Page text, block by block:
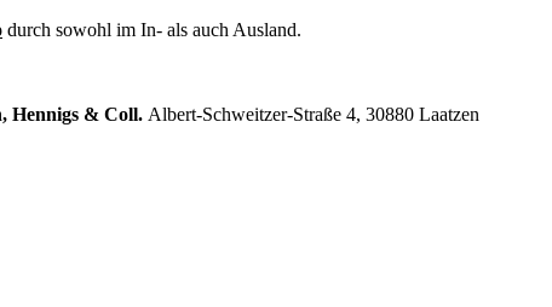
durch sowohl im In- als auch Ausland.
Hennigs & Coll. Albert-Schweitzer-Straße 4, 30880 Laatzen